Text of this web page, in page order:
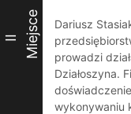
II Miejsce
Dariusz
prowadzi
Działoszyna.
wykonywaniu